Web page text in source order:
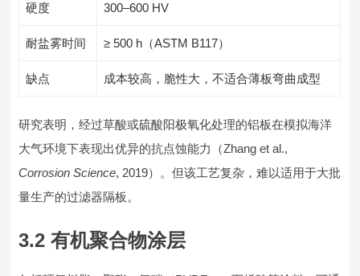
硬度 300–600 HV
耐盐雾时间 ≥ 500 h（ASTM B117）
缺点 成本较高，脆性大，不适合薄板弯曲成型
研究表明，经过草酸或硫酸阳极氧化处理的铝板在模拟海洋
大气环境下表现出优异的抗点蚀能力（Zhang et al.,
Corrosion Science, 2019）。但该工艺复杂，难以适用于大批
量生产的过滤器隔板。
3.2 有机聚合物涂层